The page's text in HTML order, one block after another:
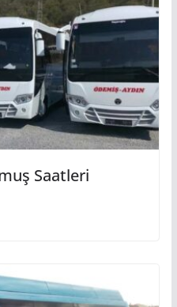
Saatleri